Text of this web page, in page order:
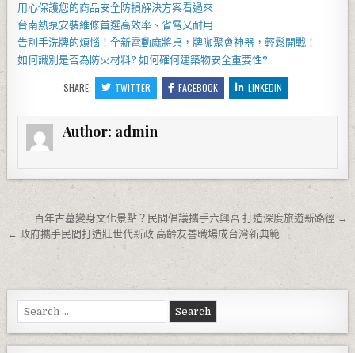
用心保護您的商品安全防損解決方案看過來
台南熱泵安裝維修首選高效率、省電又耐用
告別手洗牌的煩惱！全新電動麻將桌 ，牌咖聚會神器，輕鬆開戰！
如何識別是否為 防火材料? 如何確何建築物安全重要性?
SHARE: TWITTER FACEBOOK LINKEDIN
Author: admin
文章導覽
百年古墓變身文化景點？民間倡議攜手六興宮 打造深度旅遊新路徑 →
← 政府攜手民間打造壯世代新政 高齡友善職場成台灣新典範
Search for: